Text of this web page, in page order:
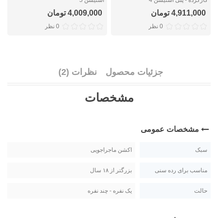
4,911,000 تومان
0 نظر
4,009,000 تومان
0 نظر
جزئیات محصول نظرات (2)
مشخصات
مشخصات عمومی
سبک اکشن ماجراجویی
مناسب برای رده سنی بزرگتر از ۱۸ سال
حالت یک نفره - چند نفره